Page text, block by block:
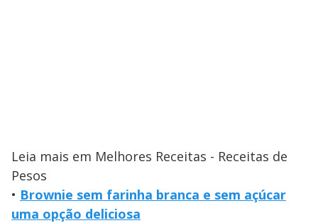
Leia mais em Melhores Receitas - Receitas de
Pesos
• Brownie sem farinha branca e sem açúcar
uma opção deliciosa